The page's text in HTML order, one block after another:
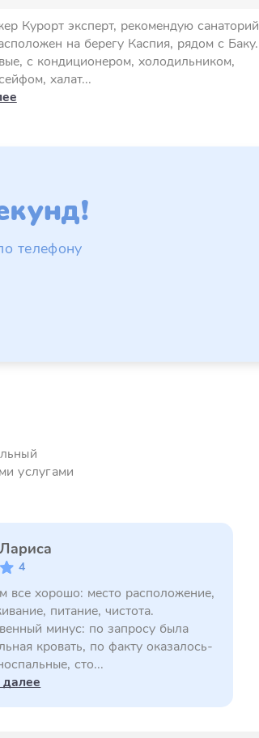
Курорт эксперт, рекомендую санаторий
на берегу Каспия, рядом с Баку.
с кондиционером, холодильником,
халат...
телефону
услугами
Лариса
4
все хорошо: место расположение,
питание, чистота.
минус: по запросу была
кровать, по факту оказалось-
сто...
далее